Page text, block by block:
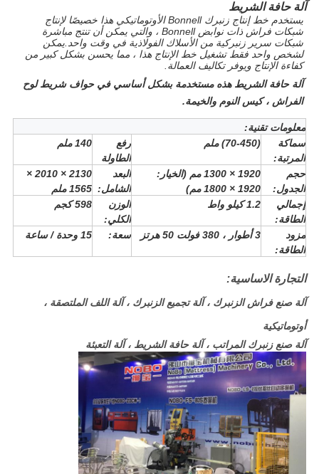
آلة حافة الشريط
يستخدم خط إنتاج زنبرك Bonnell الأوتوماتيكي هذا خصيصًا لإنتاج
شبكات فراش ذات نوابض Bonnell ، والتي يمكن أن تنتج مباشرة
شبكات سرير زنبركية من الأسلاك الفولاذية في وقت واحد.يمكن
لشخص واحد فقط تشغيل خط الإنتاج هذا ، مما يحسن بشكل كبير من
كفاءة الإنتاج ويوفر تكاليف العمالة.
آلة حافة الشريط هذه مستخدمة بشكل أساسي في حواف شريط لوح
الفراش ، كيس النوم والخيمة.
معلومات تقنية:
سماكة
المرتبة:
(70-450) ملم
رفع
الطاولة
140 ملم
حجم
الجدول:
1920 × 1300 مم (الخيار:
1920 × 1800 مم)
البعد
الشامل:
2130 × 2010 ×
1565 ملم
إجمالي
الطاقة:
1.2 كيلو واط
الوزن
الكلي:
598 كجم
مزود
الطاقة:
3 أطوار ، 380 فولت 50 هرتز سعة: 15 وحدة / ساعة
التجارة الاساسية:
آلة صنع فراش الزنبرك ، آلة تجميع الزنبرك ، آلة اللف الملتصقة ،
أوتوماتيكية
آلة صنع زنبرك المراتب ، آلة حافة الشريط ، آلة التعبئة